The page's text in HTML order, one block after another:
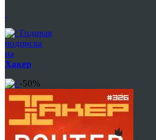
Годовая
подписка
на
Хакер
-50%